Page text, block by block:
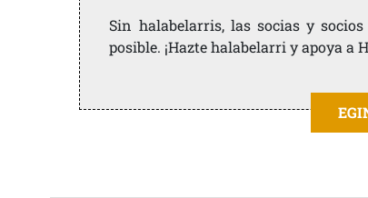
Sin halabelarris, las socias y
posible. ¡Hazte halabelarri y apoya a